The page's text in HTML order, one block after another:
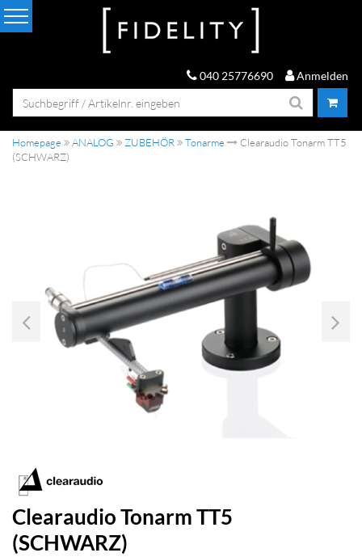
040 25776690 Anmelden
Homepage ANALOG ZUBEHÖR Tonarme
Clearaudio Tonarm TT5
(SCHWARZ)
Clearaudio Tonarm TT5
(SCHWARZ)